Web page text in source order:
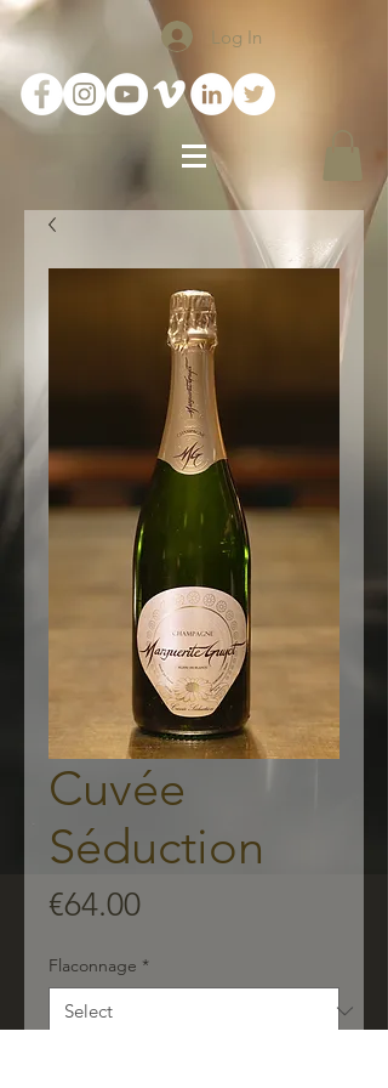
Log In
Cuvée
Séduction
€64.00Price
Flaconnage *